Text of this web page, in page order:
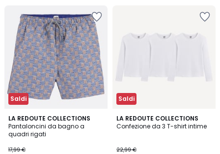
Saldi
LA REDOUTE COLLECTIONS
Pantaloncini da bagno a
quadri rigati
17,99 €
Saldi
LA REDOUTE COLLECTIONS
Confezione da 3 T-shirt intime
22,99 €